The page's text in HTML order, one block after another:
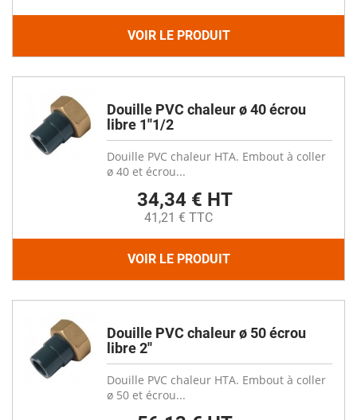
VOIR LE PRODUIT
Douille PVC chaleur ø 40 écrou
libre 1''1/2
Douille PVC chaleur HTA. Embout à coller
ø 40 et écrou...
34,34 € HT
41,21 € TTC
VOIR LE PRODUIT
Douille PVC chaleur ø 50 écrou
libre 2''
Douille PVC chaleur HTA. Embout à coller
ø 50 et écrou...